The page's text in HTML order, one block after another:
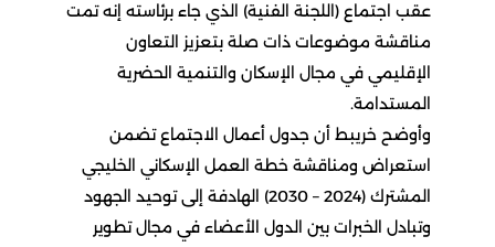
عقب اجتماع (اللجنة الفنية) الذي جاء برئاسته إنه تمت
مناقشة موضوعات ذات صلة بتعزيز التعاون
الإقليمي في مجال الإسكان والتنمية الحضرية
المستدامة.
وأوضح خريبط أن جدول أعمال الاجتماع تضمن
استعراض ومناقشة خطة العمل الإسكاني الخليجي
المشترك (2024 – 2030) الهادفة إلى توحيد الجهود
وتبادل الخبرات بين الدول الأعضاء في مجال تطوير